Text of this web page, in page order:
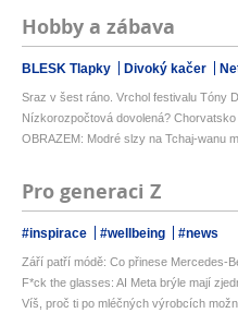
Hobby a zábava
BLESK Tlapky Divoký kačer
Sraz v šest ráno. Vrchol festivalu Tóny
Nízkorozpočtová dovolená?
OBRAZEM: Modré slzy na Tchaj-wanu
Pro generaci Z
#inspirace #wellbeing #news
Září patří módě: Co přinese Mercedes-
F*ck the glasses: AI Meta brýle mají
Víš, proč ti po mléčných výrobcích